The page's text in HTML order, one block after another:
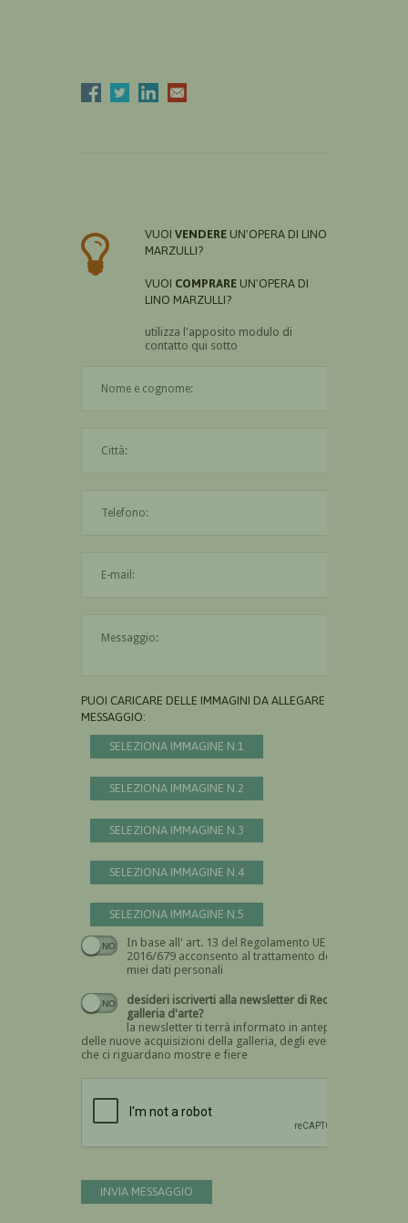
VUOI VENDERE UN'OPERA DI LINO
MARZULLI?
VUOI COMPRARE UN'OPERA DI
LINO MARZULLI?
utilizza l'apposito modulo di
contatto qui sotto
PUOI CARICARE DELLE IMMAGINI DA ALLEGARE AL
MESSAGGIO:
SELEZIONA IMMAGINE N.1
SELEZIONA IMMAGINE N.2
SELEZIONA IMMAGINE N.3
SELEZIONA IMMAGINE N.4
SELEZIONA IMMAGINE N.5
In base all' art. 13 del Regolamento UE n.
2016/679 acconsento al trattamento dei
miei dati personali
Devi dare il consenso
desideri iscriverti alla newsletter di Recta
galleria d'arte?
la newsletter ti terrà informato in anteprima
delle nuove acquisizioni della galleria, degli eventi
che ci riguardano mostre e fiere
INVIA MESSAGGIO